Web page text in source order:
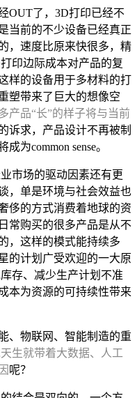
OUT了，3D打印已经不
当前的不少设备已经真正
，速度比原来快很多，精
印边际成本对产品的复
样的设备用于多材料的打
塑带来了巨大的想像空
产品“长”的样子将与当前
诉求，产品设计不再被制
为common sense。
市场的驱动因素还有更
，单是环境与社会效益也
侈的方式消费着地球的资
常购买的很多产品是从不
，这样的模式能持续多
的计划广受欢迎的一大原
存、减少生产计划不准
本为资源的可持续性带来
、物联网、智能制造的重
天生就带着大数据、人工
呢？